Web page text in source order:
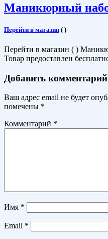
Маникюрный
Перейти в магазин ( )
Перейти в магазин ( )
Товар предоставлен
Добавить комментарий
Ваш адрес email не будет
помечены *
Комментарий *
Имя *
Email *